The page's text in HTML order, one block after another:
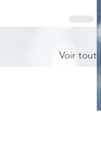
Voir tout